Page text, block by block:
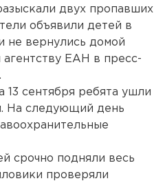
двух пропавших
объявили детей в
не вернулись домой
ЕАН в пресс-
13 сентября ребята ушли
На следующий день
срочно подняли весь
проверяли